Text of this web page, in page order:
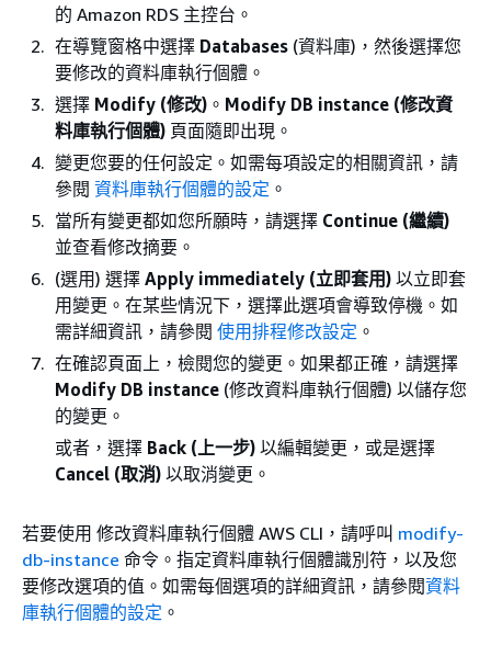
的 Amazon RDS 主控台。
在導覽窗格中選擇 Databases (資料庫)，然後選擇您
要修改的資料庫執行個體。
選擇 Modify (修改) 。 Modify DB instance (修改資
料庫執行個體) 頁面隨即出現。
變更您要的任何設定。如需每項設定的相關資訊，請
參閱 資料庫執行個體的設定 。
當所有變更都如您所願時，請選擇 Continue (繼續)
並查看修改摘要。
(選用) 選擇 Apply immediately (立即套用) 以立即套
用變更。在某些情況下，選擇此選項會導致停機。如
需詳細資訊，請參閱 使用排程修改設定 。
在確認頁面上，檢閱您的變更。如果都正確，請選擇
Modify DB instance (修改資料庫執行個體) 以儲存您
的變更。
或者，選擇 Back (上一步) 以編輯變更，或是選擇
Cancel (取消) 以取消變更。
若要使用 修改資料庫執行個體 AWS CLI，請呼叫 modify-
db-instance 命令。指定資料庫執行個體識別符，以及您
要修改選項的值。如需每個選項的詳細資訊，請參閱資料
庫執行個體的設定 。